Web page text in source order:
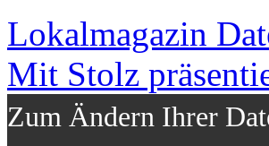
Lokalmagazin
Mit Stolz
Zum Ändern Ihrer